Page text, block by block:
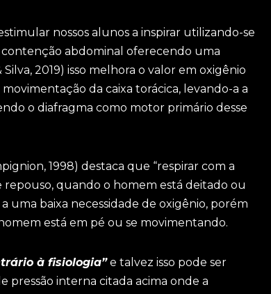
nossos alunos a inspirar utilizando-se
abdominal oferecendo uma
2019) isso melhora o valor em oxigênio
da caixa torácica, levando-a a
o diafragma como motor primário desse
1998) destaca que “respirar com a
quando o homem está deitado ou
uma baixa necessidade de oxigênio, porém
está em pé ou se movimentando.
à fisiologia”e talvez isso pode ser
pressão interna citada acima onde a